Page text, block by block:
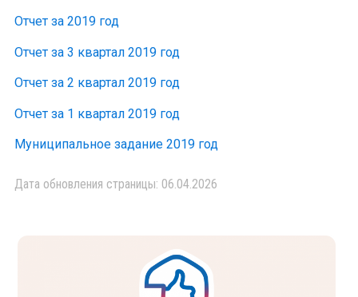
Отчет за 2019 год
Отчет за 3 квартал 2019 год
Отчет за 2 квартал 2019 год
Отчет за 1 квартал 2019 год
Муниципальное задание 2019 год
Дата обновления страницы: 06.04.2026